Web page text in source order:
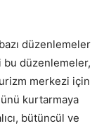
düzenlemeler
bu düzenlemeler,
merkezi için
kurtarmaya
bütüncül ve